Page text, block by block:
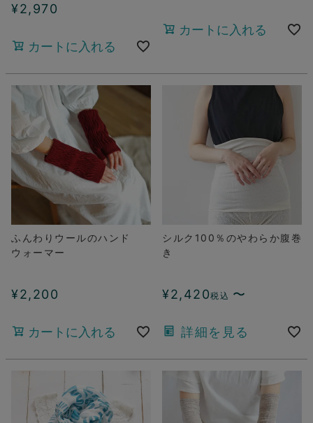
¥2,970
カートに入れる
カートに入れる
ふんわりウールのハンド
ウォーマー
¥2,200
カートに入れる
シルク100％のやわらか腹巻
き
¥2,420税込 〜
詳細を見る